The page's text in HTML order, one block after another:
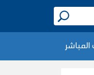
المباشر